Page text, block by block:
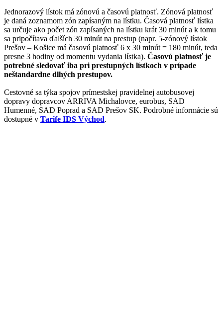
Jednorazový lístok má zónovú a časovú platnosť. Zónová platnosť
je daná zoznamom zón zapísaným na lístku. Časová platnosť lístka
sa určuje ako počet zón zapísaných na lístku krát 30 minút a k tomu
sa pripočítava ďalších 30 minút na prestup (napr. 5-zónový lístok
Prešov – Košice má časovú platnosť 6 x 30 minút = 180 minút, teda
presne 3 hodiny od momentu vydania lístka). Časovú platnosť je
potrebné sledovať iba pri prestupných lístkoch v prípade
neštandardne dlhých prestupov.
Cestovné sa týka spojov prímestskej pravidelnej autobusovej
dopravy dopravcov ARRIVA Michalovce, eurobus, SAD
Humenné, SAD Poprad a SAD Prešov SK. Podrobné informácie sú
dostupné v Tarife IDS Východ.